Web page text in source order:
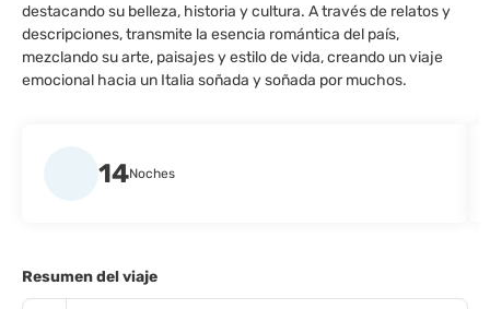
destacando su belleza, historia y cultura. A través de relatos y
descripciones, transmite la esencia romántica del país,
mezclando su arte, paisajes y estilo de vida, creando un viaje
emocional hacia un Italia soñada y soñada por muchos.
14Noches
Resumen del viaje